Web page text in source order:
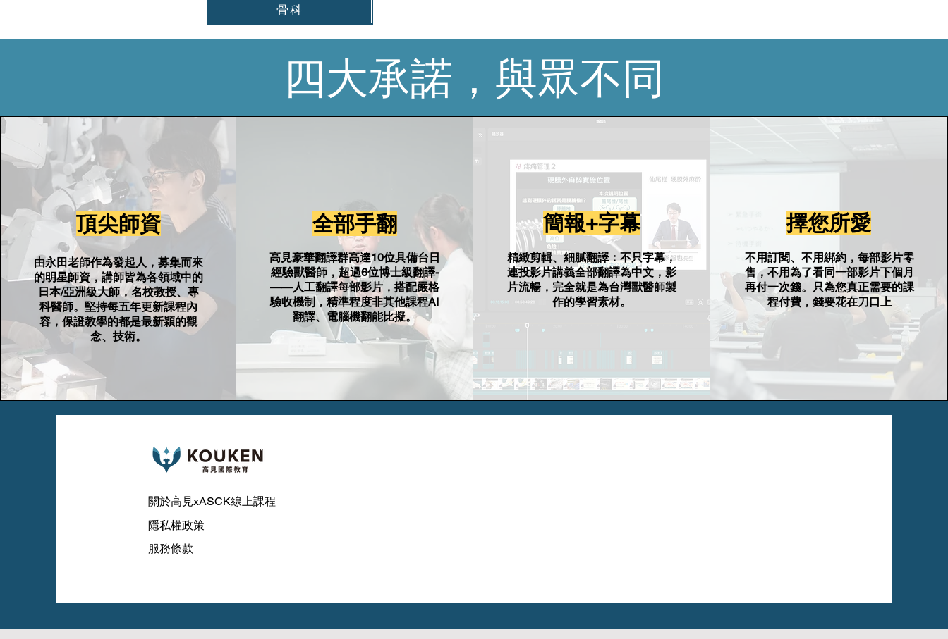
骨科
​四大承諾，與眾不同
頂尖師資
由永田老師作為發起人，募集而來
的明星​師資，講師皆為各領域中的
日本/亞洲級大師，名校教授、專
科醫師。堅持每五年更新課程內
容，保證教學的都是最新穎的觀
念、技術。
全部手翻
高見豪華翻譯群高達10位具備台日
經驗獸醫師，超過6位博士級翻譯-
——人工翻譯每部影片，搭配嚴格
驗收機制，精準程度非其他課程AI
翻譯、電腦機翻能比擬。
簡報+字幕
精緻剪輯、細膩翻譯：不只字幕，
連投影片講義全部翻譯為中文，影
片流暢，完全就是為台灣獸醫師製
作的學習素材。
​擇您所愛
不用訂閱、不用綁約，每部影片零
售，不用為了看同一部影片下個月
再付一次錢。只為您真正需要的課
程付費，錢要花在刀口上
關於高見xASCK線上課程
​隱私權政策
服務條款